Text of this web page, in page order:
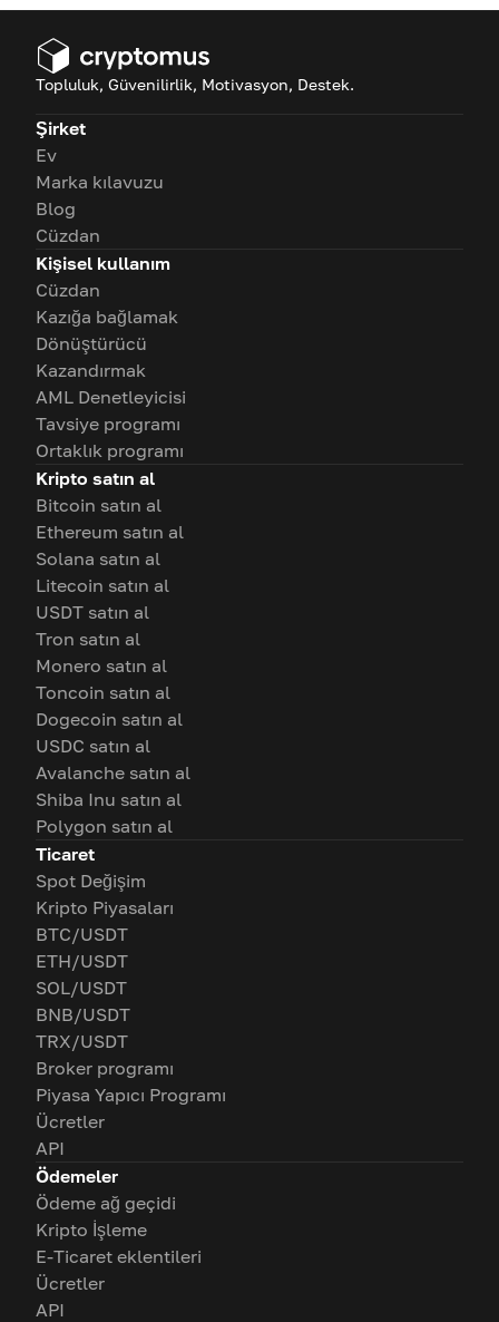
Topluluk, Güvenilirlik, Motivasyon, Destek.
Şirket
Ev
Marka kılavuzu
Blog
Cüzdan
Kişisel kullanım
Cüzdan
Kazığa bağlamak
Dönüştürücü
Kazandırmak
AML Denetleyicisi
Tavsiye programı
Ortaklık programı
Kripto satın al
Bitcoin satın al
Ethereum satın al
Solana satın al
Litecoin satın al
USDT satın al
Tron satın al
Monero satın al
Toncoin satın al
Dogecoin satın al
USDC satın al
Avalanche satın al
Shiba Inu satın al
Polygon satın al
Ticaret
Spot Değişim
Kripto Piyasaları
BTC/USDT
ETH/USDT
SOL/USDT
BNB/USDT
TRX/USDT
Broker programı
Piyasa Yapıcı Programı
Ücretler
API
Ödemeler
Ödeme ağ geçidi
Kripto İşleme
E-Ticaret eklentileri
Ücretler
API